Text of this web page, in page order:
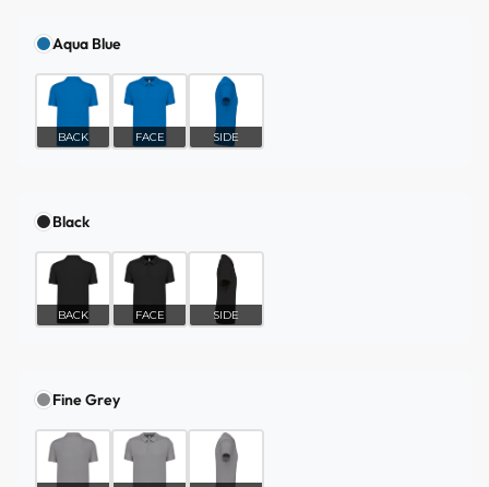
Aqua Blue
BACK FACE SIDE
Black
BACK FACE SIDE
Fine Grey